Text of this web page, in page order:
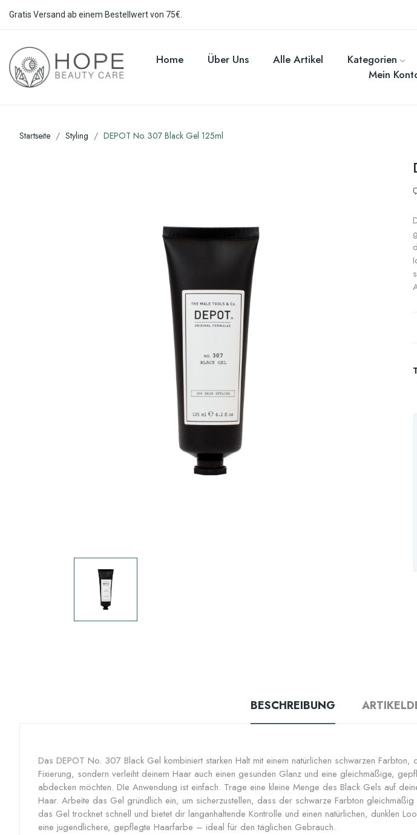
Gratis Versand ab einem Bestellwert von 75€.
Home Über Uns Alle Artikel Kategorien
Mein
Startseite Styling DEPOT No. 307 Black Gel 125ml
BESCHREIBUNG
Das DEPOT No. 307 Black Gel kombiniert starken Halt mit einem natürlichen schwarzen
Fixierung, sondern verleiht deinem Haar auch einen gesunden Glanz und eine gleichmäßige,
abdecken möchten. DIe Anwendung ist einfach. Trage eine kleine Menge des Black Gels auf
Haar. Arbeite das Gel gründlich ein, um sicherzustellen, dass der schwarze Farbton
das Gel trocknet schnell und bietet dir langanhaltende Kontrolle und einen natürlichen, dunklen
eine jugendlichere, gepflegte Haarfarbe – ideal für den täglichen Gebrauch.